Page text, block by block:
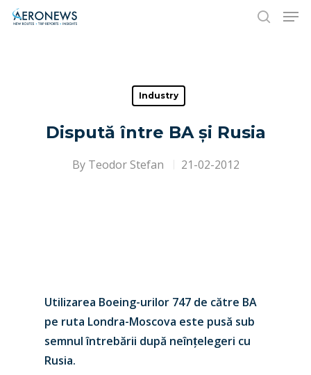
Hit enter to search or ESC to close
Industry
Dispută între BA și Rusia
By Teodor Stefan 21-02-2012
Utilizarea Boeing-urilor 747 de către BA
pe ruta Londra-Moscova este pusă sub
semnul întrebării după neînțelegeri cu
Rusia.